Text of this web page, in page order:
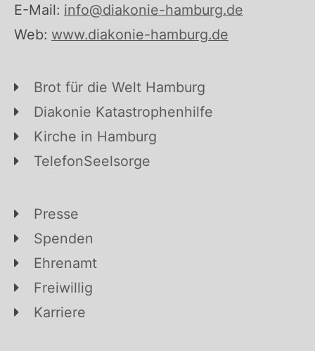
E-Mail: info@diakonie-hamburg.de
Web: www.diakonie-hamburg.de
Brot für die Welt Hamburg
Diakonie Katastrophenhilfe
Kirche in Hamburg
TelefonSeelsorge
Presse
Spenden
Ehrenamt
Freiwillig
Karriere